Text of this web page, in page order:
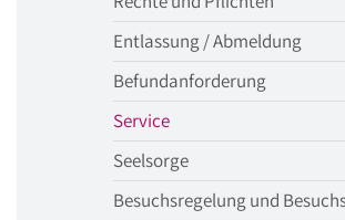
Entlassung / Abmeldung
Befundanforderung
Serviceaktueller
Menüpunkt
Seelsorge
Besuchsregelung und